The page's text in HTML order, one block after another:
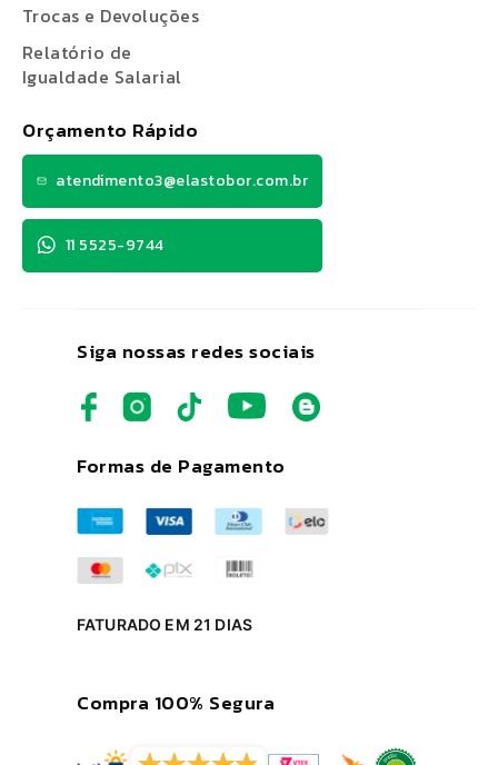
Siga nossas redes sociais
Formas de Pagamento
FATURADO EM 21 DIAS
Compra 100% Segura
Trocas e Devoluções
Relatório de
Igualdade Salarial
Orçamento Rápido
atendimento3@elastobor.com.br
11 5525-9744